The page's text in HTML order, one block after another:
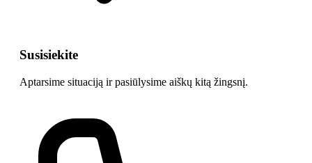
Susisiekite
Aptarsime situaciją ir pasiūlysime aiškų kitą žingsnį.